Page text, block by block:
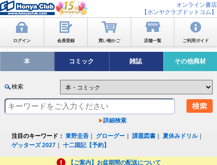
オンライン書店
【ホンヤクラブドットコム】
ログイン 会員登録 買い物かご 店舗一覧 ご利用ガイド
本 コミック 雑誌 その他商材
検索
詳細検索
注目のキーワード： 東野圭吾 グローグー ｜課題図書 ｜夏休みドリル｜
ゲッターズ 2027 ｜十二国記【予約】
【ご案内】お盆期間の配送について